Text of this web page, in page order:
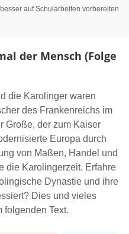
auf Schularbeiten vorbereiten
der Mensch (Folge
die Karolinger waren
des Frankenreichs im
Große, der zum Kaiser
Europa durch
von Maßen, Handel und
die Karolingerzeit. Erfahre
Dynastie und ihre
Dies und vieles
folgenden Text.